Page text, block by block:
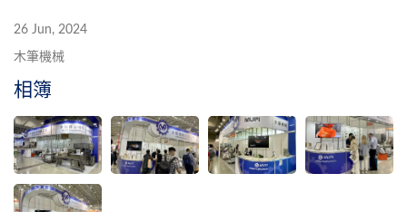
26 Jun, 2024
木筆機械
相簿